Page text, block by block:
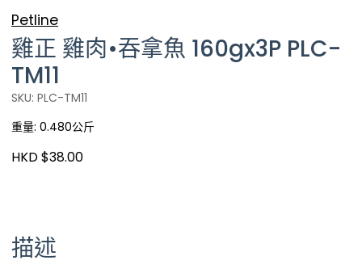
Petline
雞正 雞肉•吞拿魚 160gx3P PLC-
TM11
SKU: PLC-TM11
重量: 0.480公斤
HKD $38.00
描述